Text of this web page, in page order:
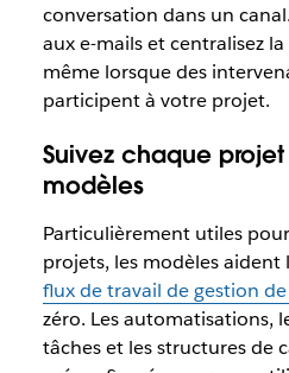
conversation dans un
aux e-mails et centralisez
même lorsque des
participent à votre projet.
Suivez chaque
modèles
Particulièrement utiles
projets, les modèles aident
flux de travail de gestion
zéro. Les automatisations,
tâches et les structures de